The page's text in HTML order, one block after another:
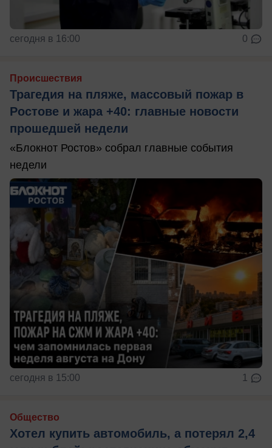
сегодня в 16:00 0
Происшествия
Трагедия на пляже, массовый пожар в
Ростове и жара +40: главные новости
прошедшей недели
«Блокнот Ростов» собрал главные события
недели
сегодня в 15:00 1
Общество
Хотел купить автомобиль, а потерял 2,4